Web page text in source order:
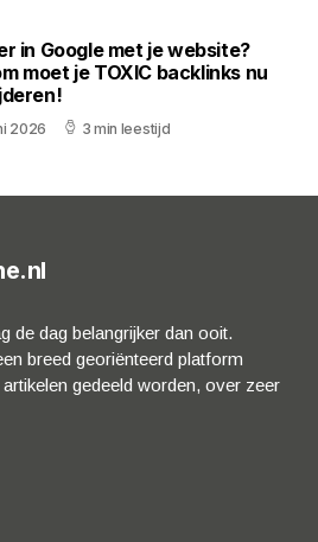
in Google met je website?
moet je TOXIC backlinks nu
2026 3 min leestijd
de dag belangrijker dan ooit.
breed georiënteerd platform
gedeeld worden, over zeer